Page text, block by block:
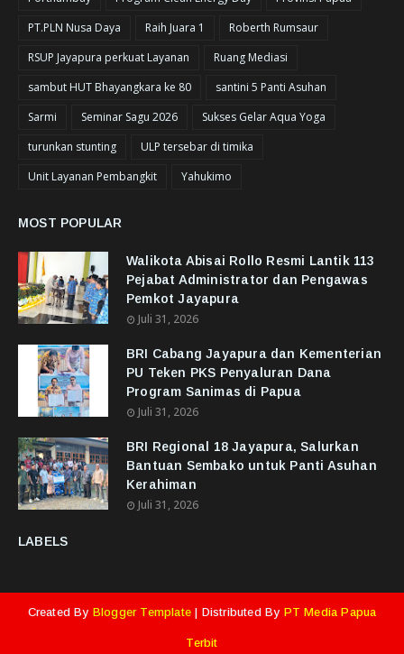
PT.PLN Nusa Daya
Raih Juara 1
Roberth Rumsaur
RSUP Jayapura perkuat Layanan
Ruang Mediasi
sambut HUT Bhayangkara ke 80
santini 5 Panti Asuhan
Sarmi
Seminar Sagu 2026
Sukses Gelar Aqua Yoga
turunkan stunting
ULP tersebar di timika
Unit Layanan Pembangkit
Yahukimo
MOST POPULAR
Walikota Abisai Rollo Resmi Lantik 113
Pejabat Administrator dan Pengawas
Pemkot Jayapura
Juli 31, 2026
BRI Cabang Jayapura dan Kementerian
PU Teken PKS Penyaluran Dana
Program Sanimas di Papua
Juli 31, 2026
BRI Regional 18 Jayapura, Salurkan
Bantuan Sembako untuk Panti Asuhan
Kerahiman
Juli 31, 2026
LABELS
Created By Blogger Template| Distributed By PT Media Papua
Terbit